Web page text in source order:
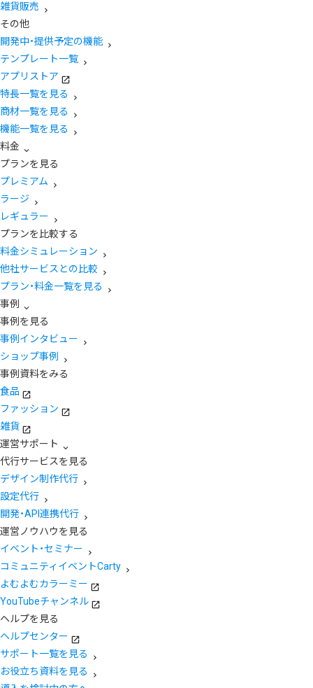
雑貨販売
その他
開発中・提供予定の機能
テンプレート一覧
アプリストア
特長一覧を見る
商材一覧を見る
機能一覧を見る
料金
プランを見る
プレミアム
ラージ
レギュラー
プランを比較する
料金シミュレーション
他社サービスとの比較
プラン・料金一覧を見る
事例
事例を見る
事例インタビュー
ショップ事例
事例資料をみる
食品
ファッション
雑貨
運営サポート
代行サービスを見る
デザイン制作代行
設定代行
開発・API連携代行
運営ノウハウを見る
イベント・セミナー
コミュニティイベントCarty
よむよむカラーミー
YouTubeチャンネル
ヘルプを見る
ヘルプセンター
サポート一覧を見る
お役立ち資料を見る